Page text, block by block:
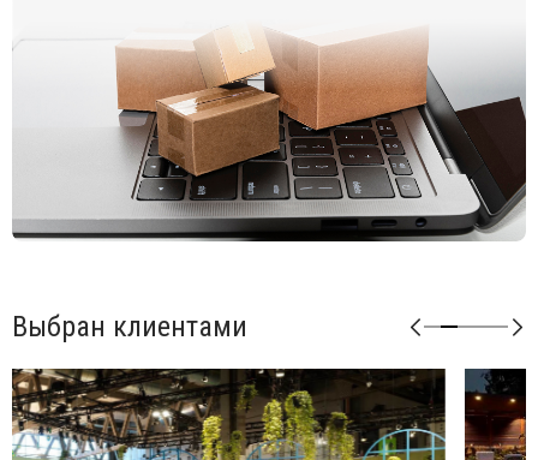
цвета данного изделия обращайтесь к нашим
менеджерам.
Выбран клиентами